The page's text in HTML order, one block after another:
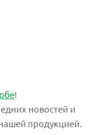
!
новостей и
продукцией.